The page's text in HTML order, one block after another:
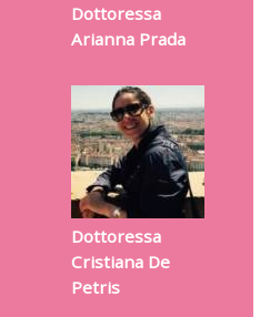
Dottoressa
Arianna Prada
Dottoressa
Cristiana De
Petris